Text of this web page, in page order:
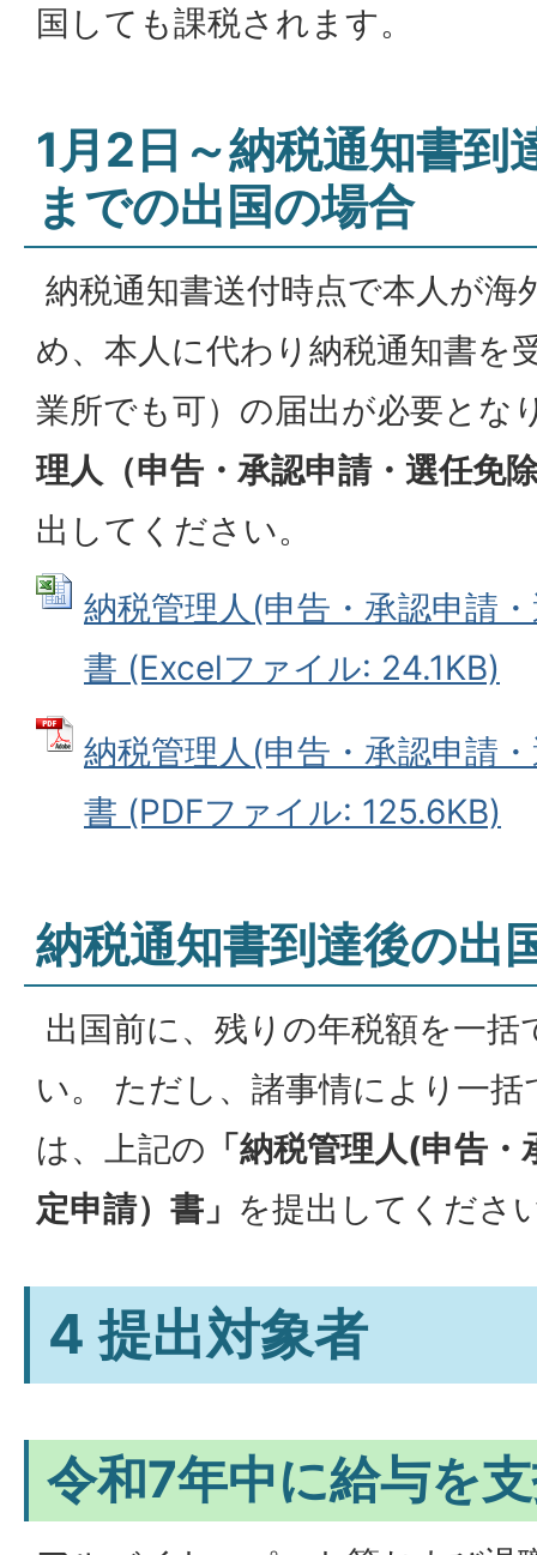
国しても課税されます。
1月2日～納税通知書到
までの出国の場合
納税通知書送付時点で本人が海
め、本人に代わり納税通知書を
業所でも可）の届出が必要とな
理人（申告・承認申請・選任免
出してください。
納税管理人(申告・承認申請
書 (Excelファイル: 24.1KB)
納税管理人(申告・承認申請
書 (PDFファイル: 125.6KB)
納税通知書到達後の出
出国前に、残りの年税額を一
い。 ただし、諸事情により一
は、上記の 「納税管理人(申告
定申請）書」 を提出してくださ
4 提出対象者
令和7年中に給与を